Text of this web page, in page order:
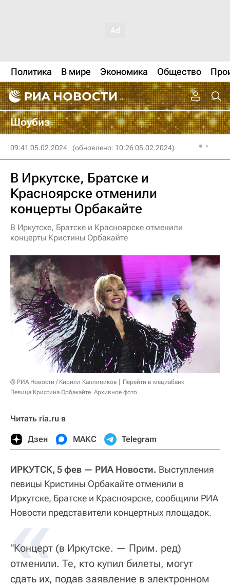
Политика В мире Экономика Общество
Шоубиз
09:41 05.02.2024 (обновлено: 10:26 05.02.2024)
В Иркутске, Братске и
Красноярске отменили
концерты Орбакайте
В Иркутске, Братске и Красноярске отменили
концерты Кристины Орбакайте
© РИА Новости / Кирилл Каллиников
Перейти в медиабанк
Певица Кристина Орбакайте. Архивное фото
Читать ria.ru в
Дзен МАКС Telegram
ИРКУТСК, 5 фев — РИА Новости. Выступления
певицы Кристины Орбакайте отменили в
Иркутске, Братске и Красноярске, сообщили РИА
Новости представители концертных площадок.
«
"Концерт (в Иркутске. — Прим. ред)
отменили. Те, кто купил билеты, могут
сдать их, подав заявление в электронном